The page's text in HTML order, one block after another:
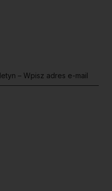
– Wpisz adres e-mail